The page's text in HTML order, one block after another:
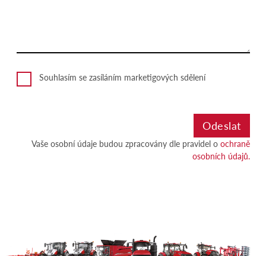
Souhlasím se zasíláním marketigových sdělení
Vaše osobní údaje budou zpracovány dle pravidel o ochraně
osobních údajů.